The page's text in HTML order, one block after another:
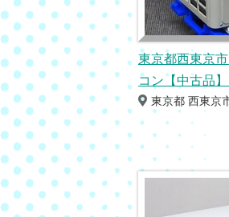
東京都西東京
コン【中古品
東京都 西東京